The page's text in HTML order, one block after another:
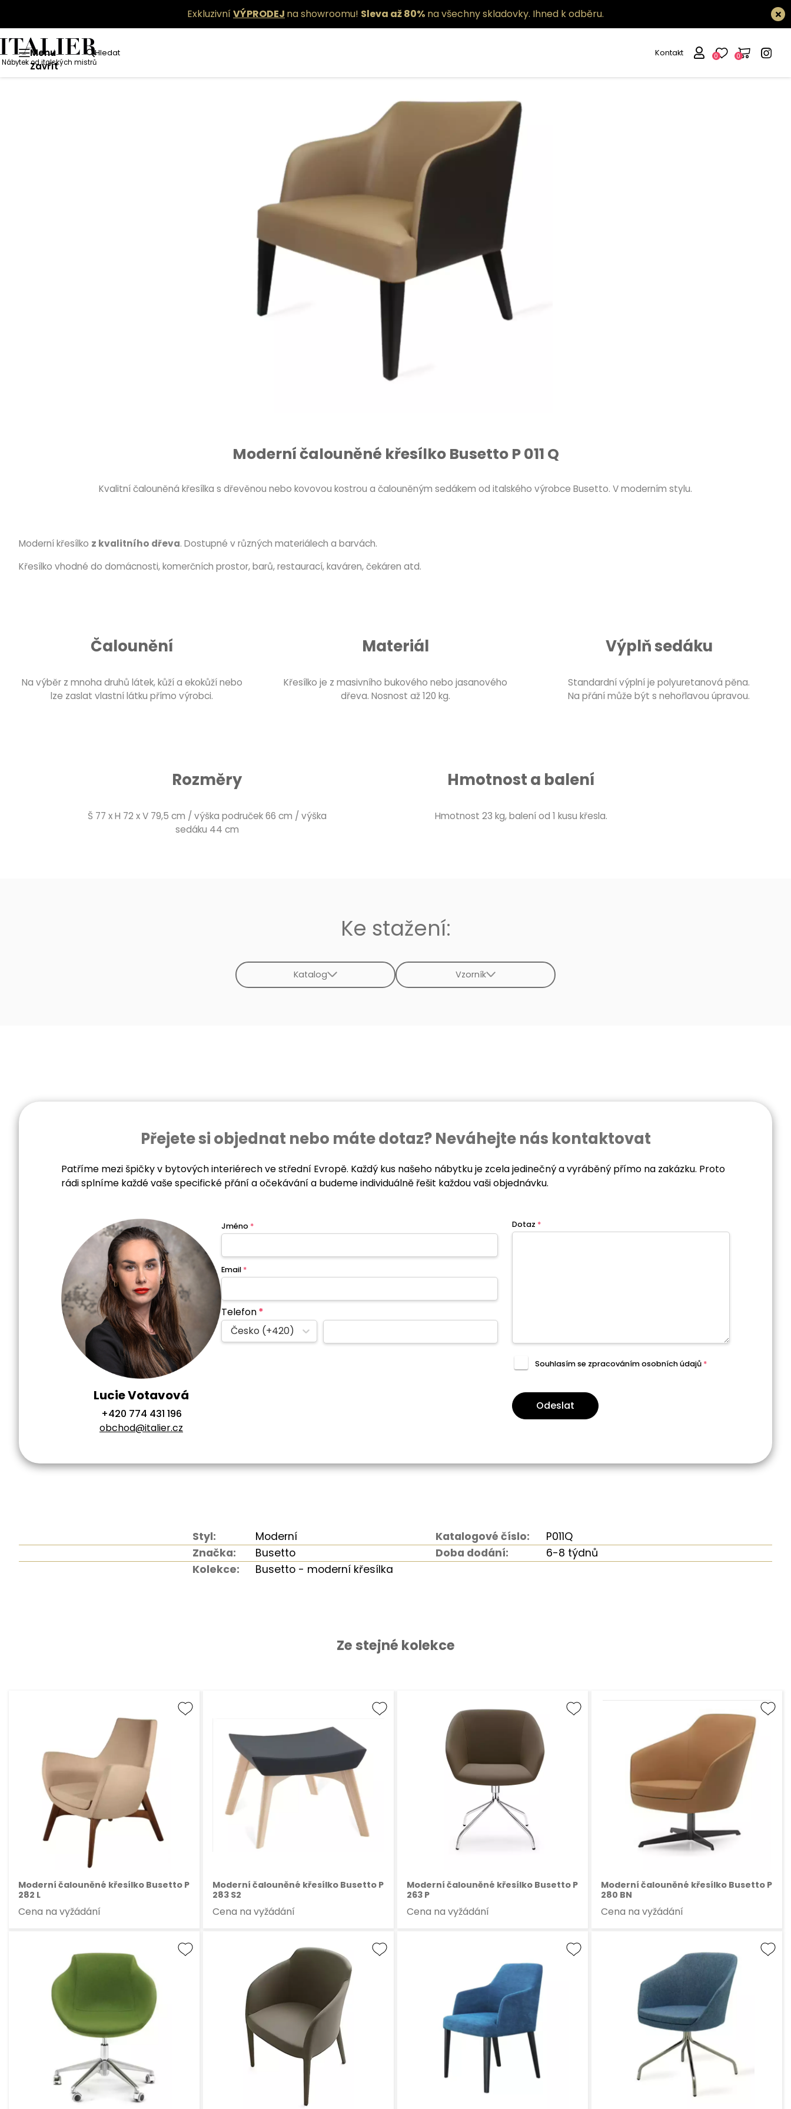
ExkluzivníVÝPRODEJ na showroomu! Sleva až 80% na všechny skladovky. Ihned k odběru.
Menu
Zavřít
Hledat
Nábytek od italských mistrů
Kontakt 0 0
Moderní čalouněné křesílko Busetto P 011 Q
Kvalitní čalouněná křesílka s dřevěnou nebo kovovou kostrou a čalouněným sedákem od italského výrobce Busetto. V moderním stylu.
Moderní křesílko z kvalitního dřeva. Dostupné v různých materiálech a barvách.
Křesílko vhodné do domácnosti, komerčních prostor, barů, restaurací, kaváren, čekáren atd.
Čalounění
Na výběr z mnoha druhů látek, kůží a ekokůží nebo
lze zaslat vlastní látku přímo výrobci.
Materiál
Křesílko je z masivního bukového nebo jasanového
dřeva. Nosnost až 120 kg.
Výplň sedáku
Standardní výplní je polyuretanová pěna.
Na přání může být s nehořlavou úpravou.
Rozměry
Š 77 x H 72 x V 79,5 cm / výška područek 66 cm / výška
sedáku 44 cm
Hmotnost a balení
Hmotnost 23 kg, balení od 1 kusu křesla.
Ke stažení:
Katalog Vzorník
Přejete si objednat nebo máte dotaz? Neváhejte nás kontaktovat
Patříme mezi špičky v bytových interiérech ve střední Evropě. Každý kus našeho nábytku je zcela jedinečný a vyráběný přímo na zakázku. Proto
rádi splníme každé vaše specifické přání a očekávání a budeme individuálně řešit každou vaši objednávku.
Lucie Votavová
+420 774 431 196
obchod@italier.cz
Jméno *
Email *
Telefon*
Česko (+420)
Dotaz *
Souhlasím se zpracovánímosobních údajů *
Odeslat
Styl: Moderní Katalogové číslo:
P011Q
Značka:
Busetto Doba dodání:
6-8 týdnů
Kolekce:
Busetto - moderní křesílka
Ze stejné kolekce
Moderní čalouněné křesílko Busetto P
282 L
Cena na vyžádání
Moderní čalouněné křesílko Busetto P
283 S2
Cena na vyžádání
Moderní čalouněné křesílko Busetto P
263 P
Cena na vyžádání
Moderní čalouněné křesílko Busetto P
280 BN
Cena na vyžádání